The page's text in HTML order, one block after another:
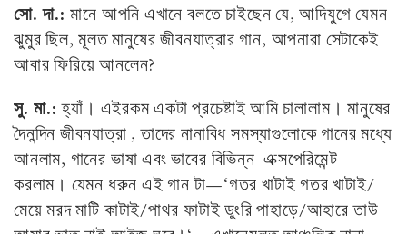
সো. দা.:মানে আপনি এখানে বলতে চাইছেন যে, আদিযুগে যেমন
ঝুমুর ছিল, মূলত মানুষের জীবনযাত্রার গান, আপনারা সেটাকেই
আবার ফিরিয়ে আনলেন?
সু. মা.:হ্যাঁ। এইরকম একটা প্রচেষ্টাই আমি চালালাম। মানুষের
দৈনন্দিন জীবনযাত্রা , তাদের নানাবিধ সমস্যাগুলোকে গানের মধ্যে
আনলাম, গানের ভাষা এবং ভাবের বিভিন্ন এক্সপেরিমেন্ট
করলাম। যেমন ধরুন এই গান টা—‘গতর খাটাই গতর খাটাই/
মেয়ে মরদ মাটি কাটাই/পাথর ফাটাই ডুংরি পাহাড়ে/আহারে তাউ